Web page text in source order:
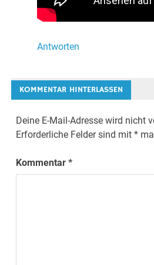
Antworten
KOMMENTAR HINTERLASSEN
Deine E-Mail-Adresse wird nicht
Erforderliche Felder sind mit*
Kommentar*